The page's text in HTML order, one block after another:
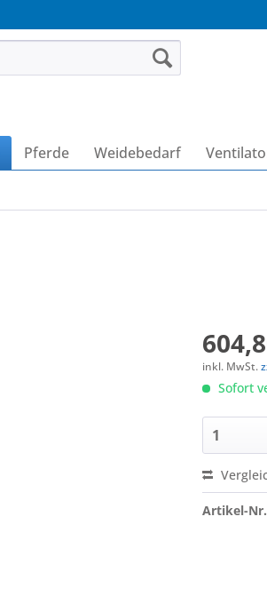
Pferde Weidebedarf
inkl. MwSt.
Sofort
Artikel-